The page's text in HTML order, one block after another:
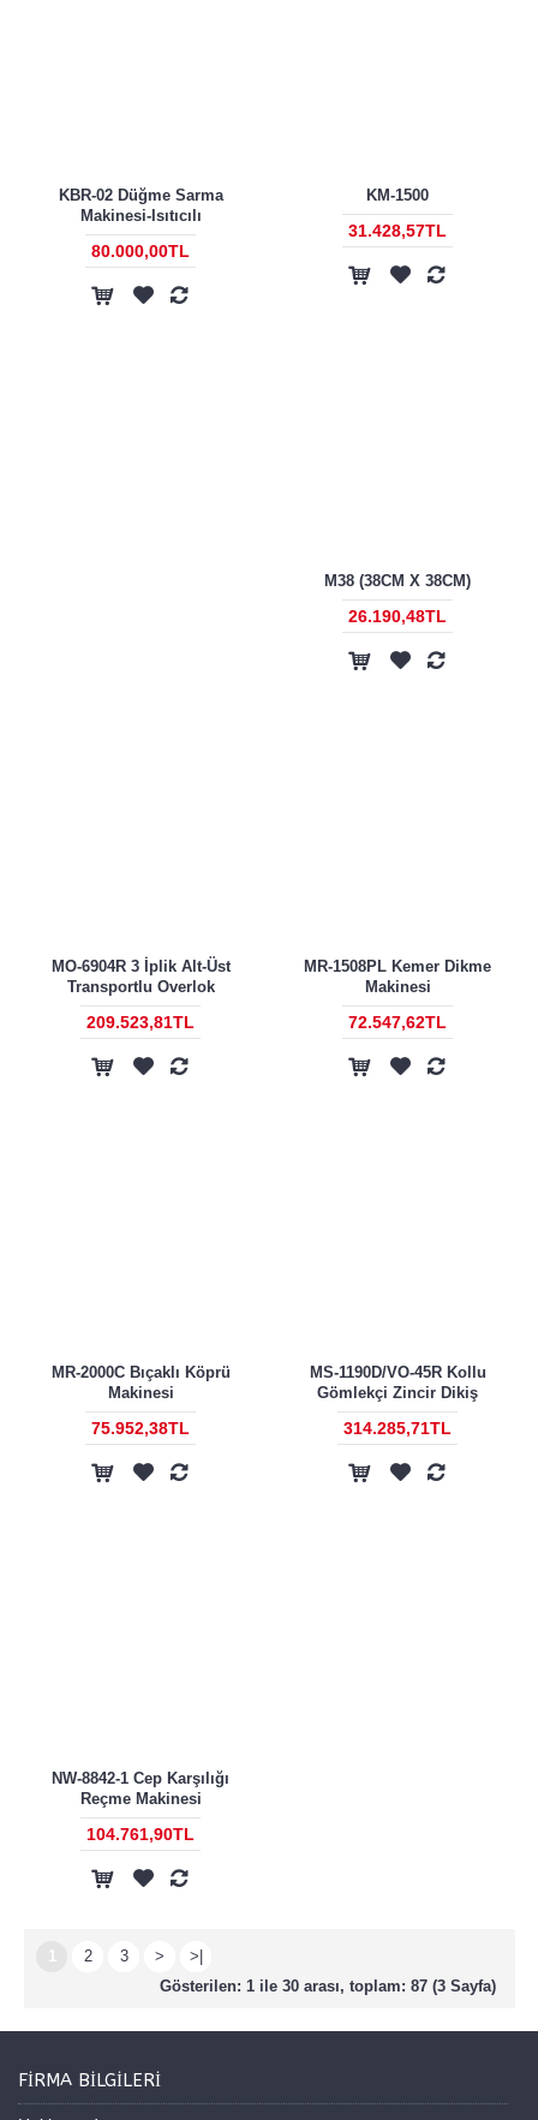
KBR-02 Düğme Sarma
Makinesi-Isıtıcılı
80.000,00TL
KM-1500
31.428,57TL
M38 (38CM X 38CM)
26.190,48TL
MO-6904R 3 İplik Alt-Üst
Transportlu Overlok
209.523,81TL
MR-1508PL Kemer Dikme
Makinesi
72.547,62TL
MR-2000C Bıçaklı Köprü
Makinesi
75.952,38TL
MS-1190D/VO-45R Kollu
Gömlekçi Zincir Dikiş
314.285,71TL
NW-8842-1 Cep Karşılığı
Reçme Makinesi
104.761,90TL
2 3 >
>|
Gösterilen: 1 ile 30 arası, toplam: 87 (3 Sayfa)
FIRMA BILGILERI